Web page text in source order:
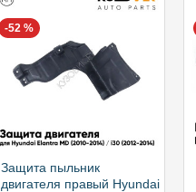
-52 %
Защита пыльник
двигателя правый Hyundai